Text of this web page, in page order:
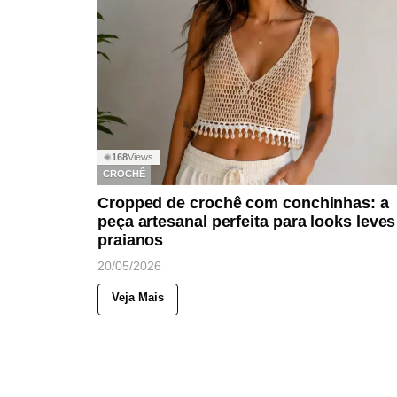
◉168Views
CROCHÊ
Cropped de crochê com conchinhas: a
peça artesanal perfeita para looks
praianos
20/05/2026
Veja Mais